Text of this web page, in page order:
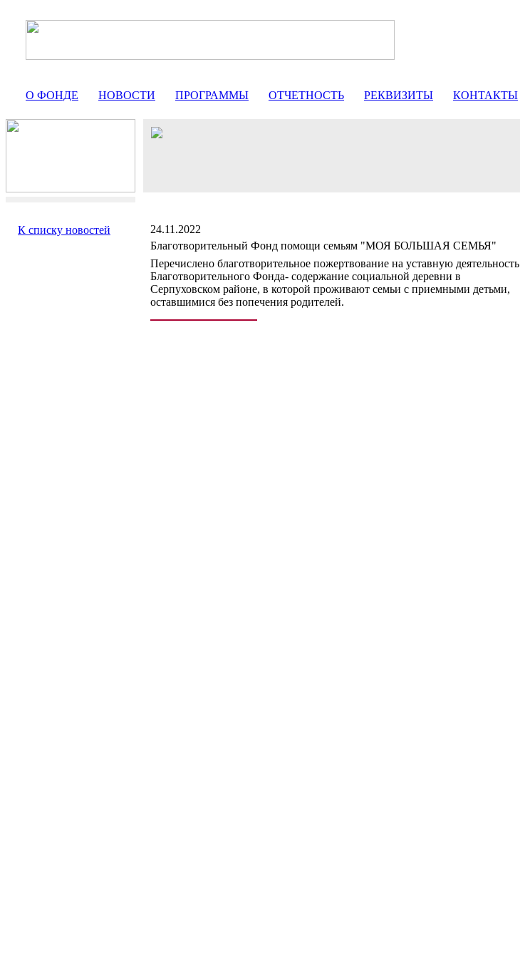
О ФОНДЕ НОВОСТИ ПРОГРАММЫ ОТЧЕТНОСТЬ РЕКВИЗИТЫ КОНТАКТЫ
К списку новостей
24.11.2022
Благотворительный Фонд помощи семьям "МОЯ БОЛЬШАЯ СЕМЬЯ"
Перечислено благотворительное пожертвование на уставную деятельность
Благотворительного Фонда- содержание социальной деревни в
Серпуховском районе, в которой проживают семьи с приемными детьми,
оставшимися без попечения родителей.